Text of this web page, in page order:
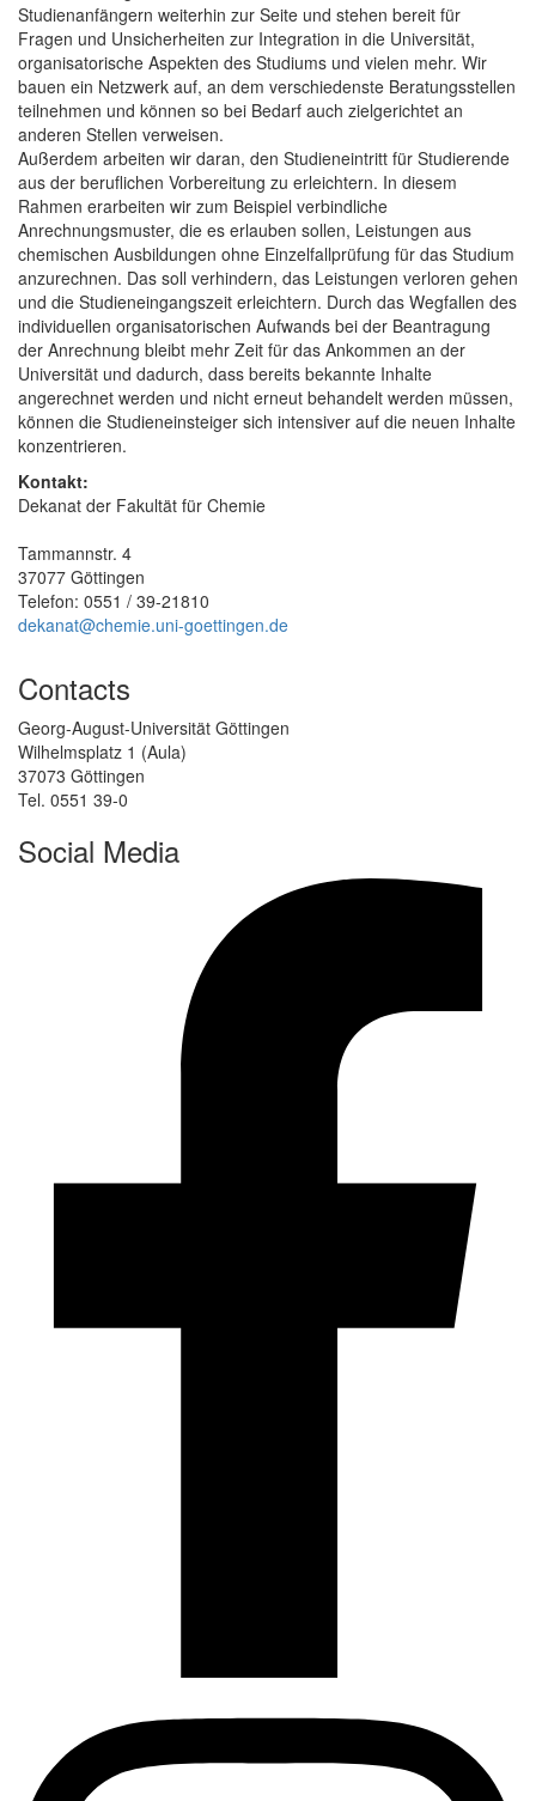
Studienanfängern weiterhin zur Seite und stehen bereit für
Fragen und Unsicherheiten zur Integration in die Universität,
organisatorische Aspekten des Studiums und vielen mehr. Wir
bauen ein Netzwerk auf, an dem verschiedenste Beratungsstellen
teilnehmen und können so bei Bedarf auch zielgerichtet an
anderen Stellen verweisen.
Außerdem arbeiten wir daran, den Studieneintritt für Studierende
aus der beruflichen Vorbereitung zu erleichtern. In diesem
Rahmen erarbeiten wir zum Beispiel verbindliche
Anrechnungsmuster, die es erlauben sollen, Leistungen aus
chemischen Ausbildungen ohne Einzelfallprüfung für das Studium
anzurechnen. Das soll verhindern, das Leistungen verloren gehen
und die Studieneingangszeit erleichtern. Durch das Wegfallen des
individuellen organisatorischen Aufwands bei der Beantragung
der Anrechnung bleibt mehr Zeit für das Ankommen an der
Universität und dadurch, dass bereits bekannte Inhalte
angerechnet werden und nicht erneut behandelt werden müssen,
können die Studieneinsteiger sich intensiver auf die neuen Inhalte
konzentrieren.
Kontakt:
Dekanat der Fakultät für Chemie
Tammannstr. 4
37077 Göttingen
Telefon: 0551 / 39-21810
dekanat@chemie.uni-goettingen.de
Contacts
Georg-August-Universität Göttingen
Wilhelmsplatz 1 (Aula)
37073 Göttingen
Tel. 0551 39-0
Social Media